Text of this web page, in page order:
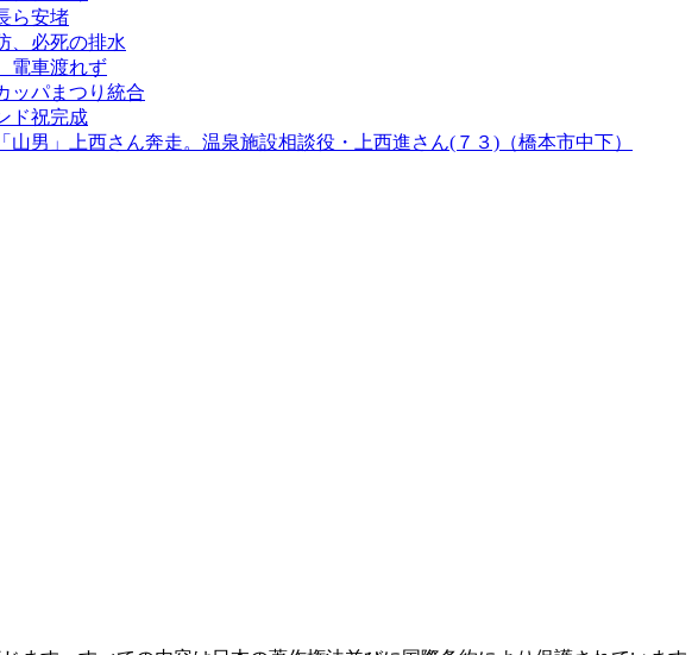
ら安堵
、必死の排水
電車渡れず
ッパまつり統合
ド祝完成
男」上西さん奔走。温泉施設相談役・上西進さん(７３)（橋本市中下）